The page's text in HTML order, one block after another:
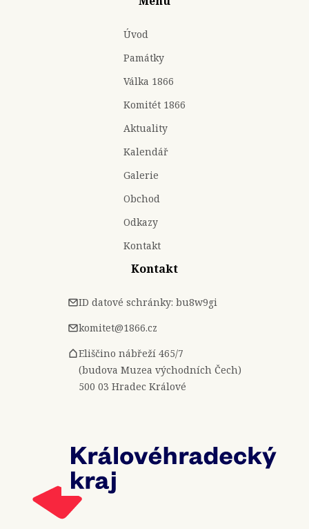
Úvod
Památky
Válka 1866
Komitét 1866
Aktuality
Kalendář
Galerie
Obchod
Odkazy
Kontakt
Kontakt
ID datové schránky: bu8w9gi
komitet@1866.cz
Eliščino nábřeží 465/7
(budova Muzea východních Čech)
500 03 Hradec Králové